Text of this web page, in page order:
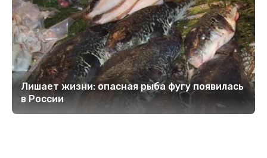
Лишает жизни: опасная рыба фугу появилась
в России